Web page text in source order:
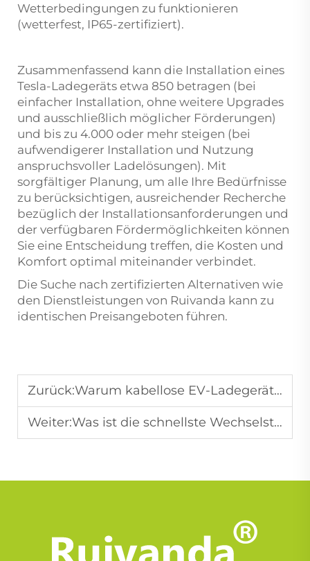
Wetterbedingungen zu funktionieren
(wetterfest, IP65-zertifiziert).
Zusammenfassend kann die Installation eines
Tesla-Ladegeräts etwa 850 betragen (bei
einfacher Installation, ohne weitere Upgrades
und ausschließlich möglicher Förderungen)
und bis zu 4.000 oder mehr steigen (bei
aufwendigerer Installation und Nutzung
anspruchsvoller Ladelösungen). Mit
sorgfältiger Planung, um alle Ihre Bedürfnisse
zu berücksichtigen, ausreichender Recherche
bezüglich der Installationsanforderungen und
der verfügbaren Fördermöglichkeiten können
Sie eine Entscheidung treffen, die Kosten und
Komfort optimal miteinander verbindet.
Die Suche nach zertifizierten Alternativen wie
den Dienstleistungen von Ruivanda kann zu
identischen Preisangeboten führen.
Zurück:Warum kabellose EV-Ladegeräte zunehmend an Bedeutung gewinnen
Weiter:Was ist die schnellste Wechselstrom-Ladegeschwindigkeit, von der Sie je gehört haben?